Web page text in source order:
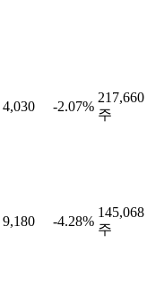
4,030 -2.07%
217,660
주
9,180 -4.28%
145,068
주